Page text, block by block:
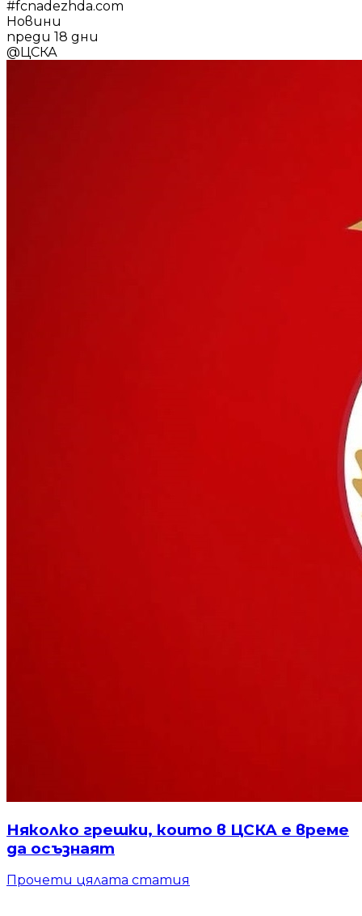
#fcnadezhda.com
Новини
преди 18 дни
@ЦСКА
Няколко грешки, които в ЦСКА е време
да осъзнаят
Прочети цялата статия